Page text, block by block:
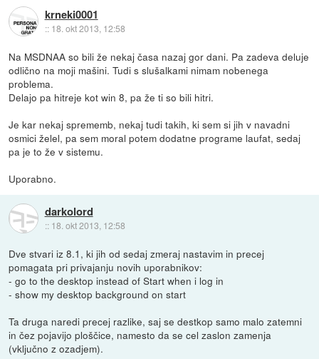
krneki0001
:: 18. okt 2013, 12:58
Na MSDNAA so bili že nekaj časa nazaj gor dani. Pa zadeva deluje
odlično na moji mašini. Tudi s slušalkami nimam nobenega
problema.
Delajo pa hitreje kot win 8, pa že ti so bili hitri.
Je kar nekaj sprememb, nekaj tudi takih, ki sem si jih v navadni
osmici želel, pa sem moral potem dodatne programe laufat, sedaj
pa je to že v sistemu.
Uporabno.
darkolord
:: 18. okt 2013, 12:58
Dve stvari iz 8.1, ki jih od sedaj zmeraj nastavim in precej
pomagata pri privajanju novih uporabnikov:
- go to the desktop instead of Start when i log in
- show my desktop background on start
Ta druga naredi precej razlike, saj se destkop samo malo zatemni
in čez pojavijo ploščice, namesto da se cel zaslon zamenja
(vključno z ozadjem).